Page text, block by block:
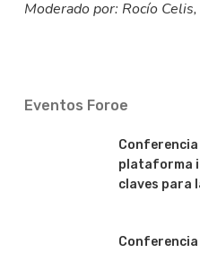
Moderado por: Rocío
Eventos Foroe
Conferencia
plataforma
claves para